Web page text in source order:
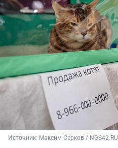
Источник: Максим Серков / NGS42.RU